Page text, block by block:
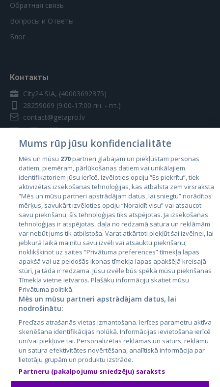
Обратная связь
Вопросы и Ответы
Блог
Контакты
City24 SIA, (40003692375)
28259069 (9:00-17:00 пн. - пт.)
contact@getapro.lv
Страны
Эстония
Латвия
Литва
City24.lv
City24.ee
GetaPro.lv
GetaPro.ee
Skelbiu.lt
Autoplius.lt
Aruodas.lt
Kainos.lt
Paslaugos.lt
auto24.ee
KV.ee
Osta.ee
KuldneBörs.ee
Mums rūp jūsu konfidencialitāte
Mēs un mūsu 270partneri glabājam un piekļūstam personas
datiem, piemēram, pārlūkošanas datiem vai unikālajiem
identifikatoriem jūsu ierīcē. Izvēloties opciju “Es piekrītu”, tiek
aktivizētas izsekošanas tehnoloģijas, kas atbalsta zem virsraksta
“Mēs un mūsu partneri apstrādājam datus, lai sniegtu” norādītos
mērķus, savukārt izvēloties opciju “Noraidīt visu” vai atsaucot
savu piekrišanu, šīs tehnoloģijas tiks atspējotas. Ja izsekošanas
tehnoloģijas ir atspējotas, daļa no redzamā satura un reklāmām
var nebūt jums tik atbilstoša. Varat atkārtoti piekļūt šai izvēlnei, lai
jebkurā laikā mainītu savu izvēli vai atsauktu piekrišanu,
noklikšķinot uz saites “Privātuma preferences” tīmekļa lapas
apakšā vai uz peldošās ikonas tīmekļa lapas apakšējā kreisajā
stūrī, ja tāda ir redzama. Jūsu izvēle būs spēkā mūsu piekrišanas
Tīmekļa vietne ietvaros. Plašāku informāciju skatiet mūsu
Privātuma politikā.
Mēs un mūsu partneri apstrādājam datus, lai
nodrošinātu:
Precīzas atrašanās vietas izmantošana. Ierīces parametru aktīva
skenēšana identifikācijas nolūkā. Informācijas ievietošana ierīcē
un/vai piekļuve tai. Personalizētas reklāmas un saturs, reklāmu
un satura efektivitātes novērtēšana, analītiskā informācija par
lietotāju grupām un produktu izstrāde.
Partneru (pakalpojumu sniedzēju) saraksts